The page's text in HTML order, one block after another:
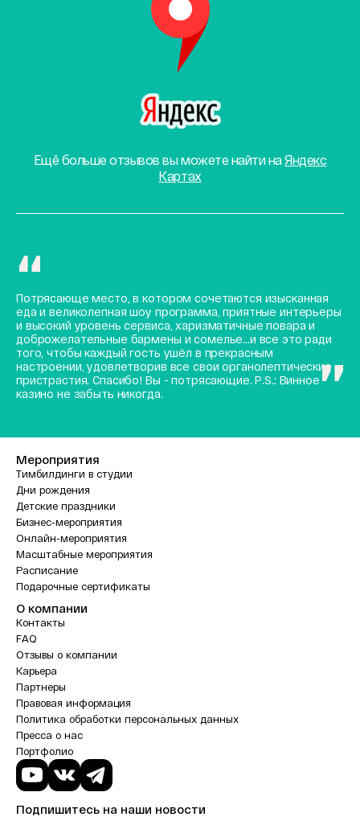
Ещё больше отзывов вы можете найти наЯндекс
Картах
Потрясающе место, в котором сочетаются изысканная
еда и великолепная шоу программа, приятные интерьеры
и высокий уровень сервиса, харизматичные повара и
доброжелательные бармены и сомелье...и все это ради
того, чтобы каждый гость ушёл в прекрасным
настроении, удовлетворив все свои органолептические
пристрастия. Спасибо! Вы - потрясающие. P.S.: Винное
казино не забыть никогда.
Мероприятия
Тимбилдинги в студии
Дни рождения
Детские праздники
Бизнес-мероприятия
Онлайн-мероприятия
Масштабные мероприятия
Расписание
Подарочные сертификаты
О компании
Контакты
FAQ
Отзывы о компании
Карьера
Партнеры
Правовая информация
Политика обработки персональных данных
Пресса о нас
Портфолио
Подпишитесь на наши новости